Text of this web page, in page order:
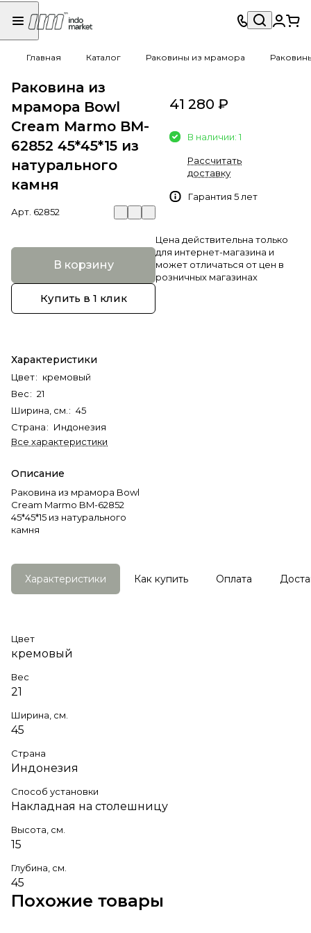
Главная Каталог Раковины из мрамора
Раковина из
мрамора Bowl
Cream Marmo BM-
62852 45*45*15 из
натурального
камня
Арт. 62852
В корзину
Купить в 1 клик
Характеристики
Цвет: кремовый
Вес: 21
Ширина, см. : 45
Страна: Индонезия
Все характеристики
Описание
Раковина из мрамора Bowl
Cream Marmo BM-62852
45*45*15 из натурального
камня
41 280 ₽
В наличии: 1
Рассчитать
доставку
Гарантия 5 лет
Цена действительна только
для интернет-магазина и
может отличаться от цен в
розничных магазинах
Характеристики Как купить Оплата
Цвет
кремовый
Вес
21
Ширина, см.
45
Страна
Индонезия
Способ установки
Накладная на столешницу
Высота, см.
15
Глубина, см.
45
Похожие товары